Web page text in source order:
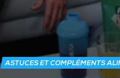
ASTUCES ET COMPLÉMENTS